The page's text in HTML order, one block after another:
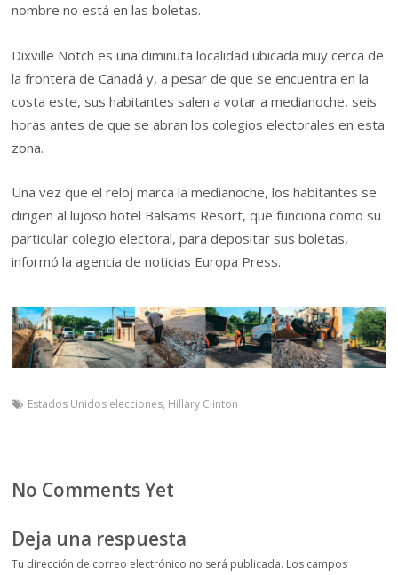
nombre no está en las boletas.
Dixville Notch es una diminuta localidad ubicada muy cerca de
la frontera de Canadá y, a pesar de que se encuentra en la
costa este, sus habitantes salen a votar a medianoche, seis
horas antes de que se abran los colegios electorales en esta
zona.
Una vez que el reloj marca la medianoche, los habitantes se
dirigen al lujoso hotel Balsams Resort, que funciona como su
particular colegio electoral, para depositar sus boletas,
informó la agencia de noticias Europa Press.
Estados Unidos elecciones, Hillary Clinton
No Comments Yet
Deja una respuesta
Tu dirección de correo electrónico no será publicada. Los campos